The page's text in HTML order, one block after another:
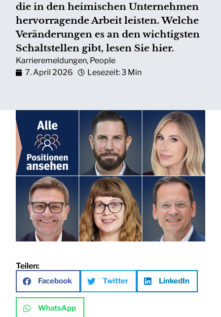
die in den heimischen Unternehmen
hervorragende Arbeit leisten. Welche
Veränderungen es an den wichtigsten
Schaltstellen gibt, lesen Sie hier.
Karrieremeldungen, People
7. April 2026
Lesezeit: 3 Min
Teilen:
Facebook Twitter LinkedIn
WhatsApp